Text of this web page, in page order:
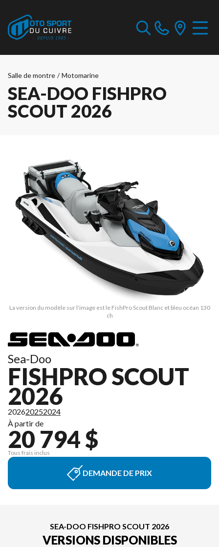
Salle de montre / Motomarine
SEA-DOO FISHPRO
SCOUT 2026
La version du modèle sur l'image est le FishPro Scout Blanc et bleu océan 130
ch
Sea-Doo
FISHPRO SCOUT
2026
202620252024
À partir de
20 794 $
Tous frais inclus
DEMANDE DE PRIX
SEA-DOO FISHPRO SCOUT 2026
VERSIONS DISPONIBLES